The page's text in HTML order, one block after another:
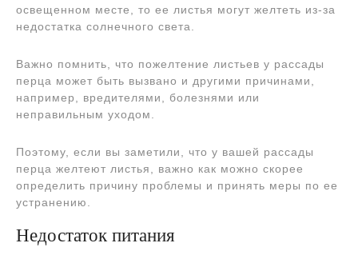
освещенном месте, то ее листья могут желтеть из-за
недостатка солнечного света.
Важно помнить, что пожелтение листьев у рассады
перца может быть вызвано и другими причинами,
например, вредителями, болезнями или
неправильным уходом.
Поэтому, если вы заметили, что у вашей рассады
перца желтеют листья, важно как можно скорее
определить причину проблемы и принять меры по ее
устранению.
Недостаток питания